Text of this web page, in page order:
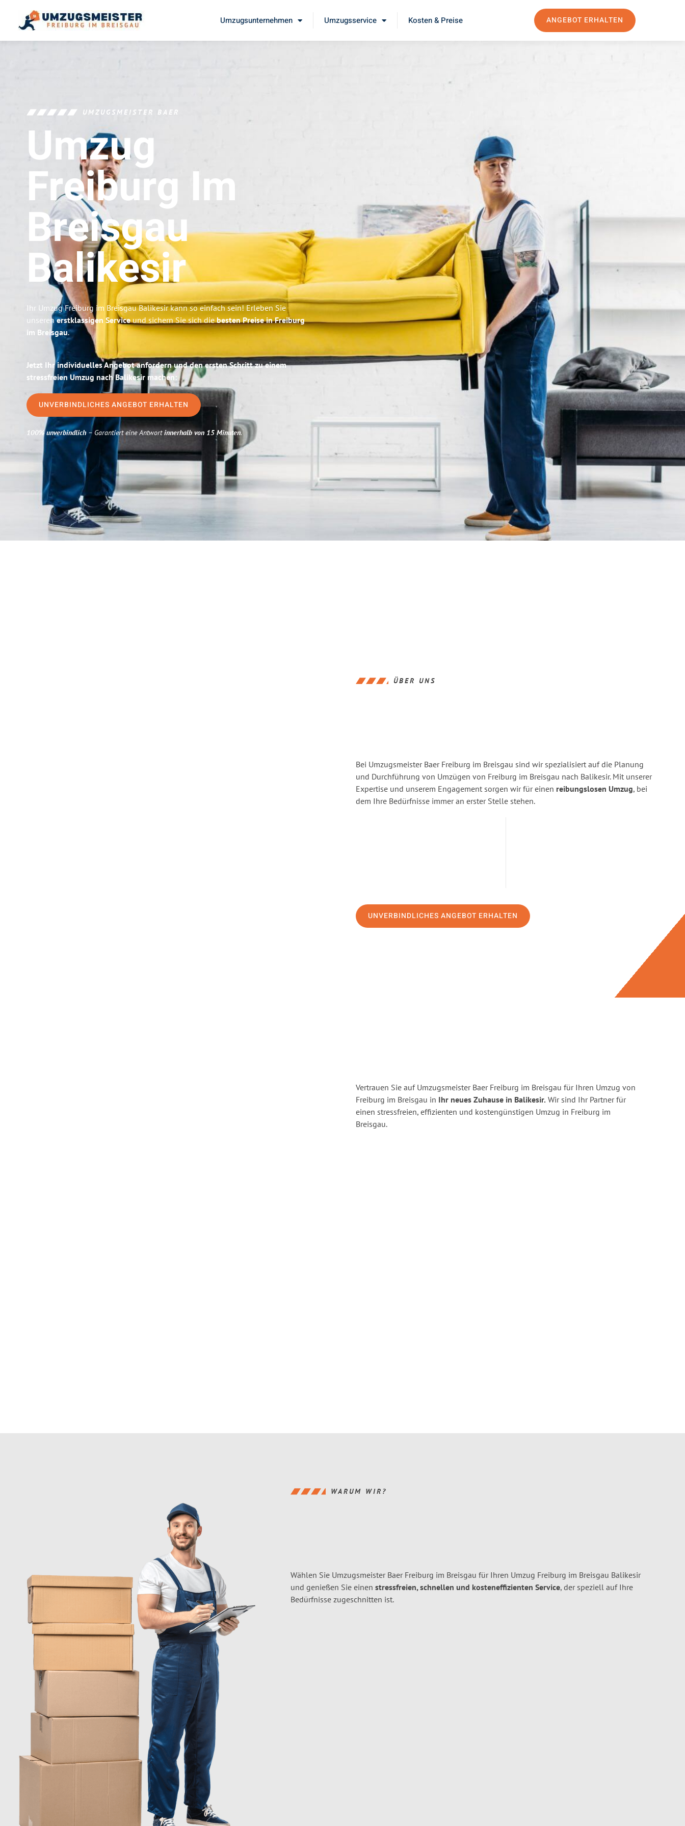
Umzugsunternehmen Umzugsservice Kosten & Preise ANGEBOT ERHALTEN
UMZUGSMEISTER BAER
Umzug
Freiburg Im
Breisgau
Balikesir
Ihr Umzug Freiburg im Breisgau Balikesir kann so einfach sein! Erleben Sie
unserenerstklassigen Serviceund sichern Sie sich diebesten Preise in Freiburg
im Breisgau.
Jetzt Ihr individuelles Angebot anfordern und den ersten Schritt zu einem
stressfreien Umzug nach Balikesir machen:
UNVERBINDLICHES ANGEBOT ERHALTEN
100% unverbindlich– Garantiert eine Antwortinnerhalb von 15 Minuten.
ÜBER UNS
Bei Umzugsmeister Baer Freiburg im Breisgau sind wir spezialisiert auf die Planung
und Durchführung von Umzügen von Freiburg im Breisgau nach Balikesir. Mit unserer
Expertise und unserem Engagement sorgen wir für einen reibungslosen Umzug, bei
dem Ihre Bedürfnisse immer an erster Stelle stehen.
UNVERBINDLICHES ANGEBOT ERHALTEN
Vertrauen Sie auf Umzugsmeister Baer Freiburg im Breisgau für Ihren Umzug von
Freiburg im Breisgau in Ihr neues Zuhause in Balikesir. Wir sind Ihr Partner für
einen stressfreien, effizienten und kostengünstigen Umzug in Freiburg im
Breisgau.
WARUM WIR?
Wählen Sie Umzugsmeister Baer Freiburg im Breisgau für Ihren Umzug Freiburg im Breisgau Balikesir
und genießen Sie einen stressfreien, schnellen und kosteneffizienten Service, der speziell auf Ihre
Bedürfnisse zugeschnitten ist.